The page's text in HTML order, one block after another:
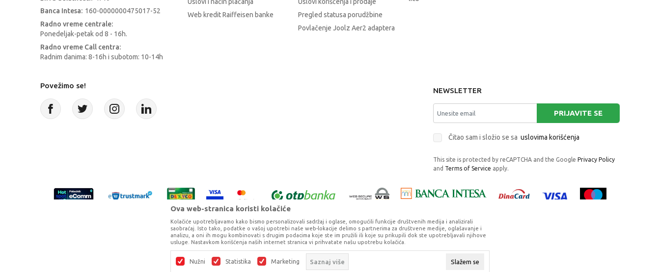
Banca Intesa: 160-0000000475017-52
Radno vreme centrale:
Ponedeljak-petak od 8 - 16h.
Radno vreme Call centra:
Radnim danima: 8-16h i subotom: 10-14h
Uslovi i način plaćanja
Web kredit Raiffeisen banke
Uslovi korišćenja i prodaje
Pregled statusa porudžbine
Povlačenje Joolz Aer2 adaptera
Povežimo se!
NEWSLETTER
PRIJAVITE SE
Čitao sam i složio se sa uslovima korišćenja
This site is protected by reCAPTCHA and the Google Privacy Policy
and Terms of Service apply.
Proizvode na sajtu nastojimo da opišemo što je preciznije moguće, ali ne možemo garantovati da su svi podaci i fotografije, navedeni u okrviru proizvoda, u
potpunosti kompletni i bez grešaka. Svi artikli prikazani na sajtu su deo naše ponude, ali ne podrazumeva da su dostupni u svakom trenutku.
www.dexy.co.rs, IzradaNB SOFT
Ova web-stranica koristi kolačiće
Kolačiće upotrebljavamo kako bismo personalizovali sadržaj i oglase, omogućili funkcije društvenih medija i analizirali
saobraćaj. Isto tako, podatke o vašoj upotrebi naše web-lokacije delimo s partnerima za društvene medije, oglašavanje i
analizu, a oni ih mogu kombinovati s drugim podacima koje ste im pružili ili koje su prikupili dok ste upotrebljavali njihove
usluge. Nastavkom korišćenja naših internet stranica vi prihvatate našu upotrebu kolačića.
Nužni Statistika Marketing Saznaj više Slažem se